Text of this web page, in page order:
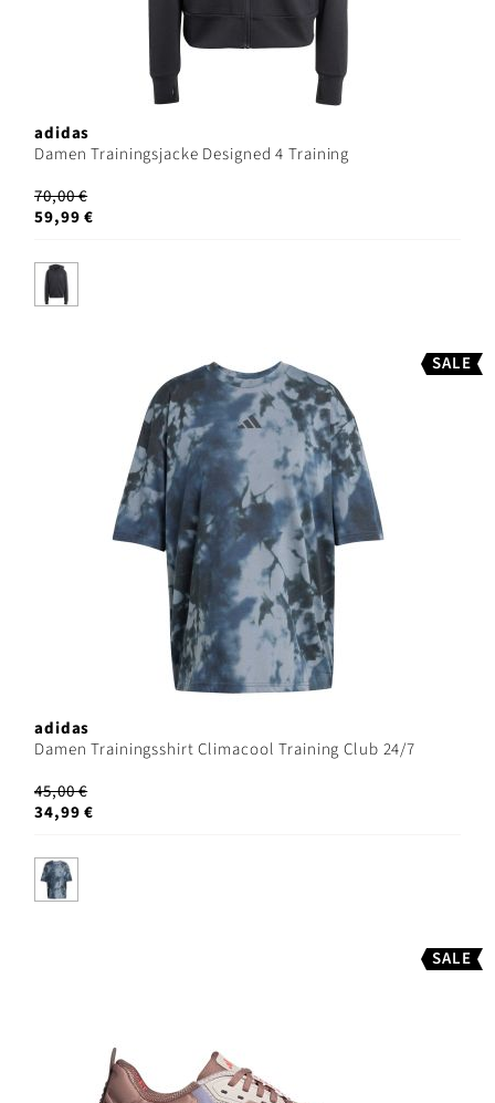
adidas
Damen Trainingsjacke Designed 4 Training
70,00 €
59,99 €
SALE
adidas
Damen Trainingsshirt Climacool Training Club 24/7
45,00 €
34,99 €
SALE